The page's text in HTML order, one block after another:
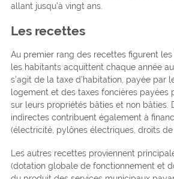
allant jusqu’à vingt ans.
Les recettes
Au premier rang des recettes figurent
les habitants acquittent chaque année
s’agit de la taxe d’habitation, payée par
logement et des taxes foncières payées
sur leurs propriétés bâties et non bâties.
indirectes contribuent également à
(électricité, pylônes électriques, droits de
Les autres recettes proviennent
(dotation globale de fonctionnement et